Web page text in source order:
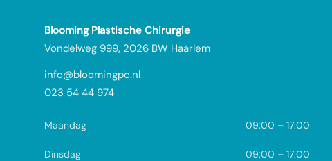
Blooming Plastische Chirurgie
Vondelweg 999, 2026 BW Haarlem
info@bloomingpc.nl
023 54 44 974
Maandag 09:00 – 17:00
Dinsdag 09:00 – 17:00